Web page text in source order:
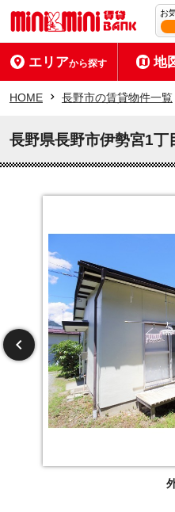
お
エリアから探す 地
HOME 長野市の賃貸物件一覧
長野県長野市伊勢宮1丁